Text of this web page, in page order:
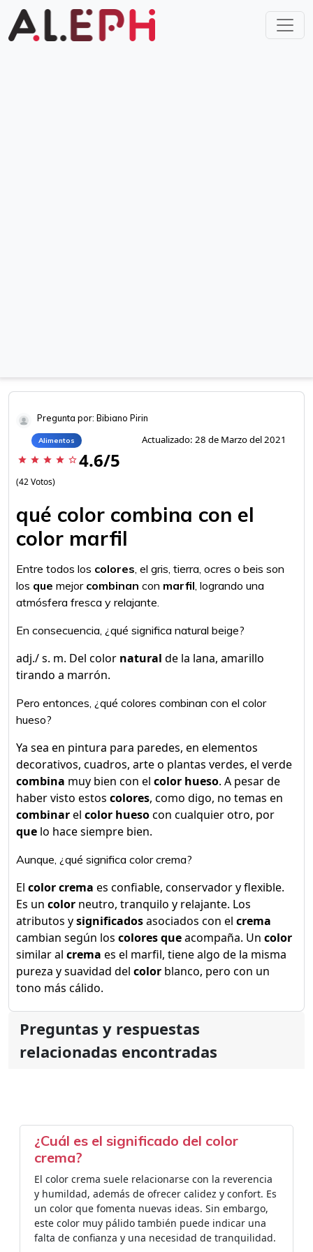
Pregunta por: Bibiano Pirin
Alimentos Actualizado: 28 de Marzo del 2021
star star star star star_border 4.6/5
(42 Votos)
qué color combina con el
color marfil
Entre todos los colores, el gris, tierra, ocres o beis son
los que mejor combinan con marfil, logrando una
atmósfera fresca y relajante.
En consecuencia, ¿qué significa natural beige?
adj./ s. m. Del color natural de la lana, amarillo
tirando a marrón.
Pero entonces, ¿qué colores combinan con el color
hueso?
Ya sea en pintura para paredes, en elementos
decorativos, cuadros, arte o plantas verdes, el verde
combina muy bien con el color hueso. A pesar de
haber visto estos colores, como digo, no temas en
combinarel color huesocon cualquier otro, por
que lo hace siempre bien.
Aunque, ¿qué significa color crema?
El color crema es confiable, conservador y flexible.
Es un color neutro, tranquilo y relajante. Los
atributos ysignificadosasociados con el crema
cambian según los colores queacompaña. Un color
similar al crema es el marfil, tiene algo de la misma
pureza y suavidad del color blanco, pero con un
tono más cálido.
Preguntas y respuestas
relacionadas encontradas
¿Cuál es el significado del color
crema?
El color crema suele relacionarse con la reverencia
y humildad, además de ofrecer calidez y confort. Es
un color que fomenta nuevas ideas. Sin embargo,
este color muy pálido también puede indicar una
falta de confianza y una necesidad de tranquilidad.